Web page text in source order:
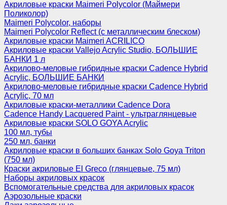
Акриловые краски Maimeri Polycolor (Маймери
Поликолор)
Maimeri Polycolor, наборы
Maimeri Polycolor Reflect (с металлическим блеском)
Акриловые краски Maimeri ACRILICO
Акриловые краски Vallejo Acrylic Studio, БОЛЬШИЕ
БАНКИ 1 л
Акрилово-меловые гибридные краски Cadence Hybrid
Acrylic, БОЛЬШИЕ БАНКИ
Акрилово-меловые гибридные краски Cadence Hybrid
Acrylic, 70 мл
Акриловые краски-металлики Cadence Dora
Cadence Handy Lacquered Paint - ультраглянцевые
Акриловые краски SOLO GOYA Acrylic
100 мл, тубы
250 мл, банки
Акриловые краски в больших банках Solo Goya Triton
(750 мл)
Краски акриловые El Greco (глянцевые, 75 мл)
Наборы акриловых красок
Вспомогательные средства для акриловых красок
Аэрозольные краски